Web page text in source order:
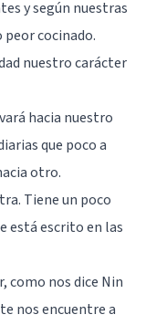
y según nuestras
cocinado.
nuestro carácter
hacia nuestro
que poco a
otro.
Tiene un poco
está escrito en las
como nos dice Nin
nos encuentre a